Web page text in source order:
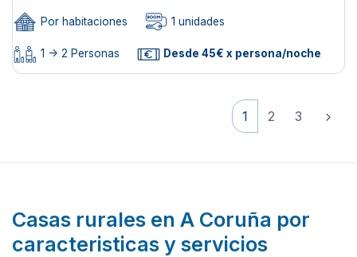
Por habitaciones 1 unidades
1 -> 2 Personas Desde 45€ x persona/noche
1 2 3
Casas rurales en A Coruña por
caracteristicas y servicios